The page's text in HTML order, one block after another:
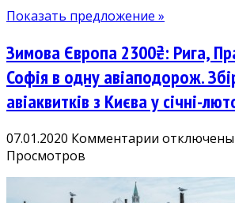
Показать предложение »
Зимова Європа 2300₴: Рига,
Софія в одну авіаподорож.
авіаквитків з Києва у січні-
07.01.2020 Комментарии к
Європа
отключены
Просмотров